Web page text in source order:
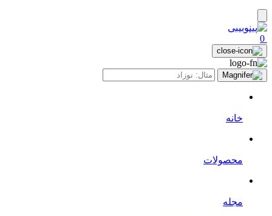
0
خانه
محصولات
مجله